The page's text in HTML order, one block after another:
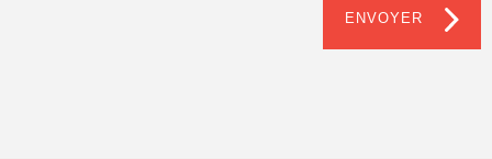
ENVOYER